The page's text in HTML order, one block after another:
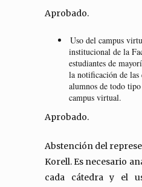
Aprobado.
Uso del campus
institucional de la
estudiantes de
la notificación de las
alumnos de todo
campus virtual.
Aprobado.
Abstención del
Korell. Es necesario
cada cátedra y el